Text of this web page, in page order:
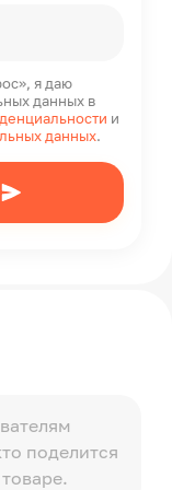
я даю
данных в
и
данных.
поделится